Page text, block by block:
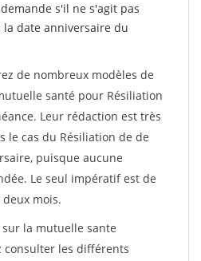
s'il ne s'agit pas
date anniversaire du
de nombreux modèles de
santé pour Résiliation
Leur rédaction est très
le cas du Résiliation de de
puisque aucune
Le seul impératif est de
mois.
la mutuelle sante
consulter les différents